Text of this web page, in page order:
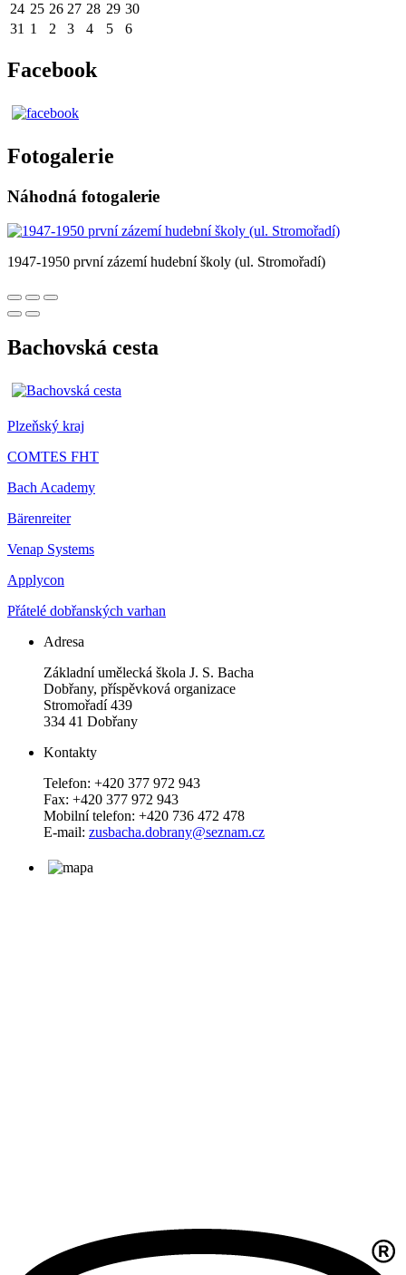
24 25 26 27 28 29 30
31 1 2 3 4 5 6
Facebook
Fotogalerie
Náhodná fotogalerie
1947-1950 první zázemí hudební školy (ul. Stromořadí)
Bachovská cesta
Plzeňský kraj
COMTES FHT
Bach Academy
Bärenreiter
Venap Systems
Applycon
Přátelé dobřanských varhan
Adresa
Základní umělecká škola J. S. Bacha
Dobřany, příspěvková organizace
Stromořadí 439
334 41 Dobřany
Kontakty
Telefon: +420 377 972 943
Fax: +420 377 972 943
Mobilní telefon: +420 736 472 478
E-mail: zusbacha.dobrany@seznam.cz